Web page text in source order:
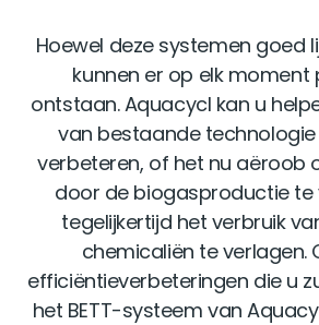
Hoewel deze systemen goed
kunnen er op elk moment
ontstaan. Aquacycl kan u
van bestaande
verbeteren, of het nu aëroob
door de biogasproductie te
tegelijkertijd het verbruik
chemicaliën te verlagen.
efficiëntieverbeteringen die u
het BETT-systeem van